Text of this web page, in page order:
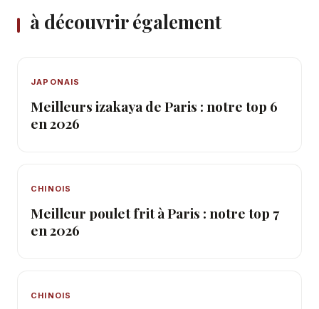
à découvrir également
JAPONAIS
Meilleurs izakaya de Paris : notre top 6
en 2026
CHINOIS
Meilleur poulet frit à Paris : notre top 7
en 2026
CHINOIS